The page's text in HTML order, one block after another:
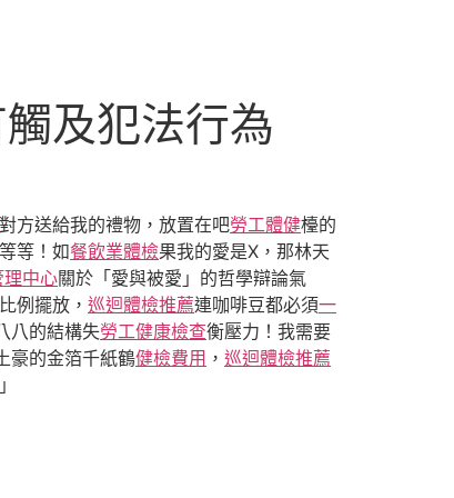
及犯法行為
對方送給我的禮物，放置在吧勞工體健檯的
等！如餐飲業體檢果我的愛是X，那林天
中心關於「愛與被愛」的哲學辯論氣
例擺放， 巡迴體檢推薦連咖啡豆都必須一
八的結構失勞工健康檢查衡壓力！我需要
豪的金箔千紙鶴健檢費用 ， 巡迴體檢推薦